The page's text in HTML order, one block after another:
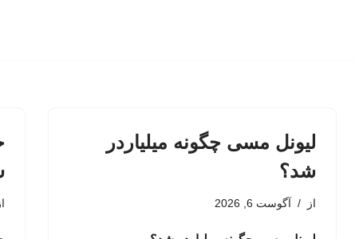
لیونل مسی چگونه میلیاردر
شد؟
از آگوست 6, 2026 از